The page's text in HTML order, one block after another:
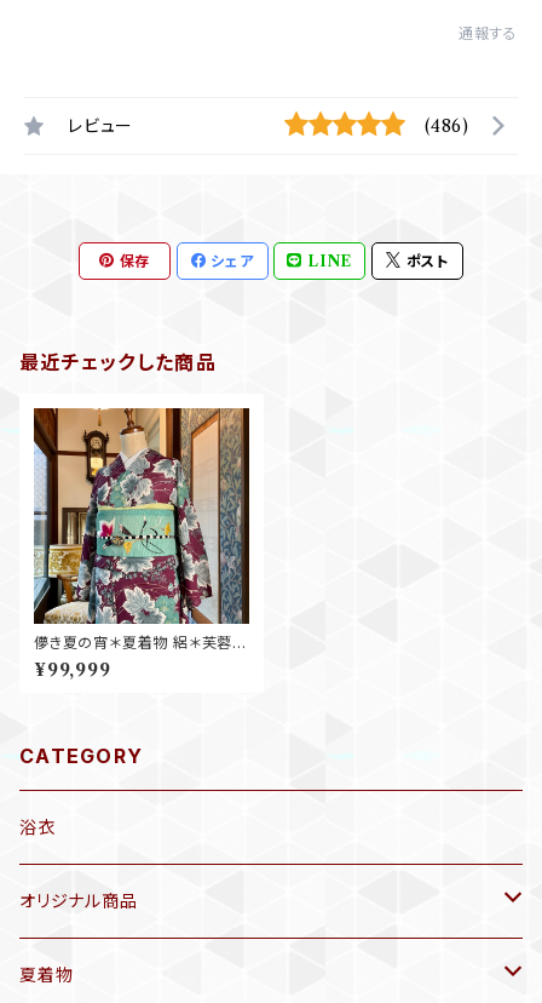
通報する
レビュー (486)
保存 シェア LINE ポスト
最近チェックした商品
儚き夏の宵＊夏着物 絽＊芙蓉
紫 萩 花 アンティーク夏着物 B1
94
¥99,999
CATEGORY
浴衣
オリジナル商品
袷着物(10〜5月頃)
夏着物